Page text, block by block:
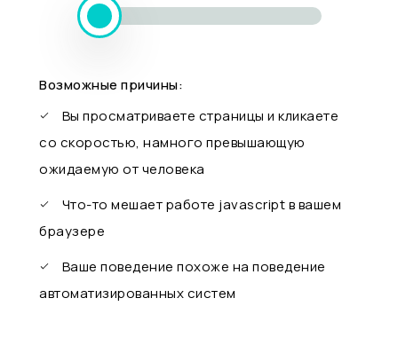
Возможные причины:
Вы просматриваете страницы и кликаете
со скоростью, намного превышающую
ожидаемую от человека
Что-то мешает работе javascript в вашем
браузере
Ваше поведение похоже на поведение
автоматизированных систем